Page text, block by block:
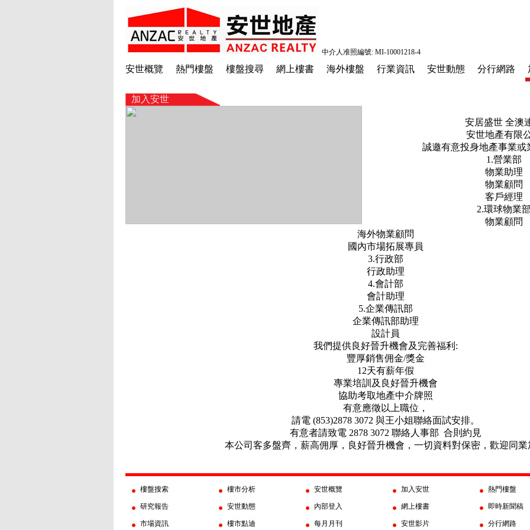
中介人准照編號: MI-10001218-4
安世概覽 熱門樓盤 樓盤搜尋 網上樓書 海外樓盤 行業資訊 安世動態 分行網路
加入安世
安居盛世 全澳
安世地產有限
誠邀有意投身地產事業或
1.營業部
物業助理
物業顧問
客戶經理
2.環球物業
物業顧問
海外物業顧問
國內市場拓展專員
3.行政部
行政助理
4.會計部
會計助理
5.企業傳訊部
企業傳訊部助理
設計員
我們提供良好晉升機會及完善福利 :
豐厚銷售佣金/獎金
12天有薪年假
專業培訓及良好晉升機會
協助考取地產中介牌照
有意應徵以上職位，
請電 (853)2878 3072 與王小姐聯絡面試安排。
有意者請致電 2878 3072 聯絡人事部 合則約見
本公司客多盤齊，薪高佣厚，良好晉升機會，一切資料對保密，歡迎同業
樓盤搜索 樓市分析 安世概覽 加入安世 熱門樓盤
研究報告 安世動態 內部登入 網上樓書 即時新聞稿
市場資訊 樓市點迪 每月月刊 安世影片 分行網路